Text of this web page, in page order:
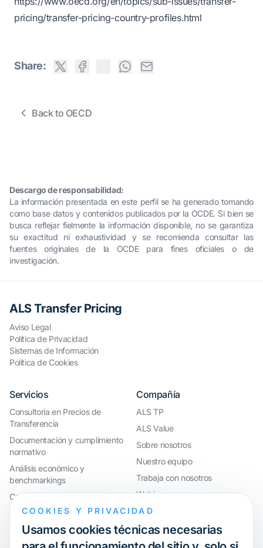
pricing/transfer-pricing-country-profiles.html
Share:
Back to OECD
Descargo de responsabilidad:
La información presentada en este perfil se ha generado tomando
como base datos y contenidos publicados por la OCDE. Si bien se
busca reflejar fielmente la información disponible, no se garantiza
su exactitud ni exhaustividad y se recomienda consultar las
fuentes originales de la OCDE para fines oficiales o de
investigación.
ALS Transfer Pricing
Aviso Legal
Política de Privacidad
Sistemas de Información
Política de Cookies
Servicios
Consultoría en Precios de
Transferencia
Documentación y cumplimiento
normativo
Análisis económico y
benchmarkings
Cumplimiento internacional y
reorganización de grupos
Defensa ante inspecciones y
litigios
Compañía
ALS TP
ALS Value
Sobre nosotros
Nuestro equipo
Trabaja con nosotros
Webinar
COOKIES Y PRIVACIDAD
Usamos cookies técnicas necesarias